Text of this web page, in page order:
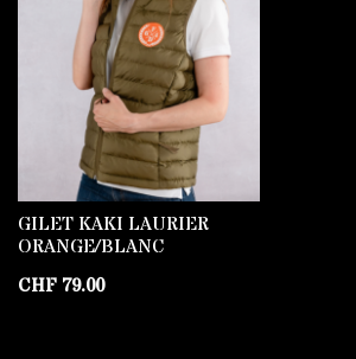
GILET KAKI LAURIER
ORANGE/BLANC
CHF 79.00